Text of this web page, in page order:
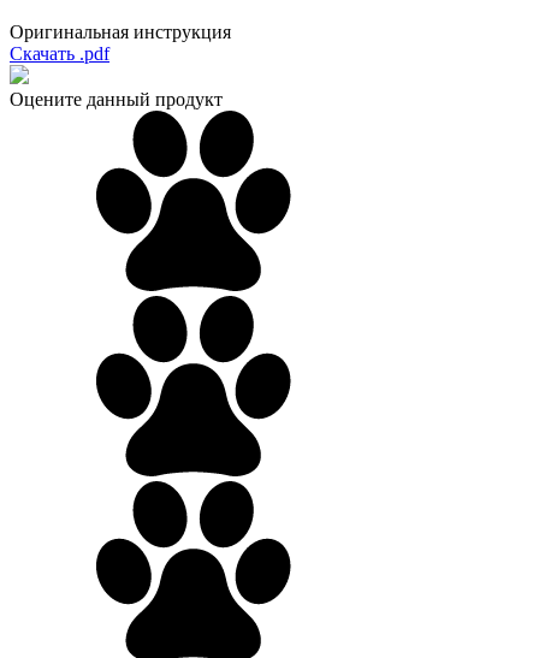
Оригинальная инструкция
Скачать .pdf
Оцените данный продукт